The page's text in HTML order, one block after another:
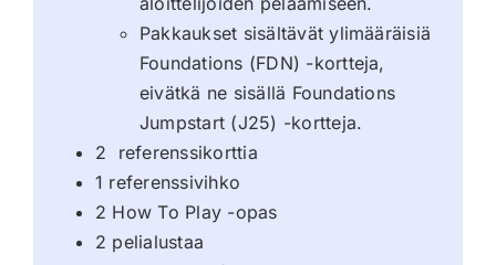
Pakkaukset sisältävät ylimääräisiä
Foundations (FDN) -kortteja,
eivätkä ne sisällä Foundations
Jumpstart (J25) -kortteja.
2 referenssikorttia
1 referenssivihko
2 How To Play -opas
2 pelialustaa